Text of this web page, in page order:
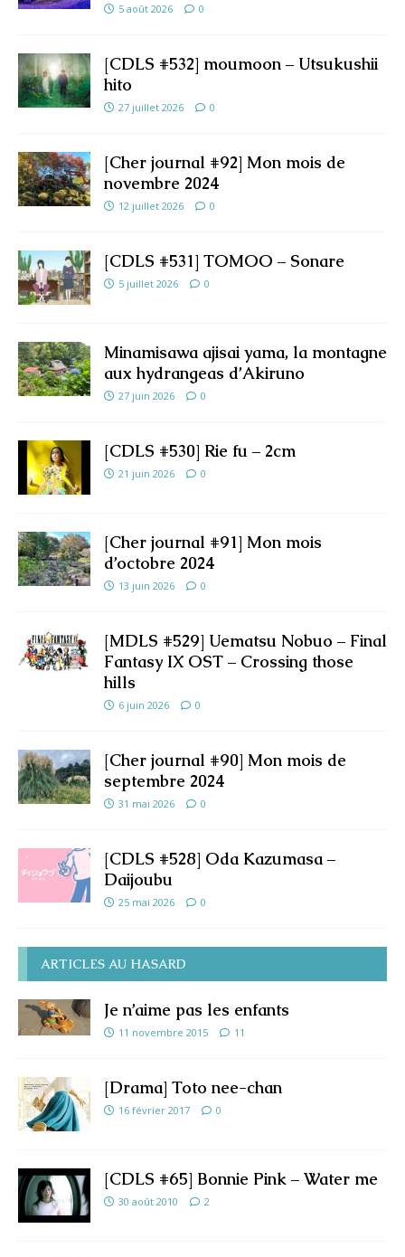
5 août 2026 0
[CDLS #532] moumoon – Utsukushii
hito
27 juillet 2026 0
[Cher journal #92] Mon mois de
novembre 2024
12 juillet 2026 0
[CDLS #531] TOMOO – Sonare
5 juillet 2026 0
Minamisawa ajisai yama, la montagne
aux hydrangeas d’Akiruno
27 juin 2026 0
[CDLS #530] Rie fu – 2cm
21 juin 2026 0
[Cher journal #91] Mon mois
d’octobre 2024
13 juin 2026 0
[MDLS #529] Uematsu Nobuo – Final
Fantasy IX OST – Crossing those
hills
6 juin 2026 0
[Cher journal #90] Mon mois de
septembre 2024
31 mai 2026 0
[CDLS #528] Oda Kazumasa –
Daijoubu
25 mai 2026 0
ARTICLES AU HASARD
Je n’aime pas les enfants
11 novembre 2015 11
[Drama] Toto nee-chan
16 février 2017 0
[CDLS #65] Bonnie Pink – Water me
30 août 2010 2